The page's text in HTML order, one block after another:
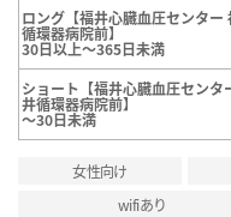
ロング【福井心臓血圧センター
循環器病院前】
30日以上～365日未満
ショート【福井心臓血圧センタ
井循環器病院前】
～30日未満
女性向け
wifiあり